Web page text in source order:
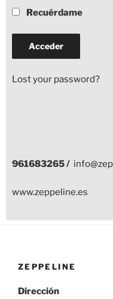
Recuérdame
Lost your password?
961683265 /
www.zeppeline.es
ZEPPELINE
Dirección